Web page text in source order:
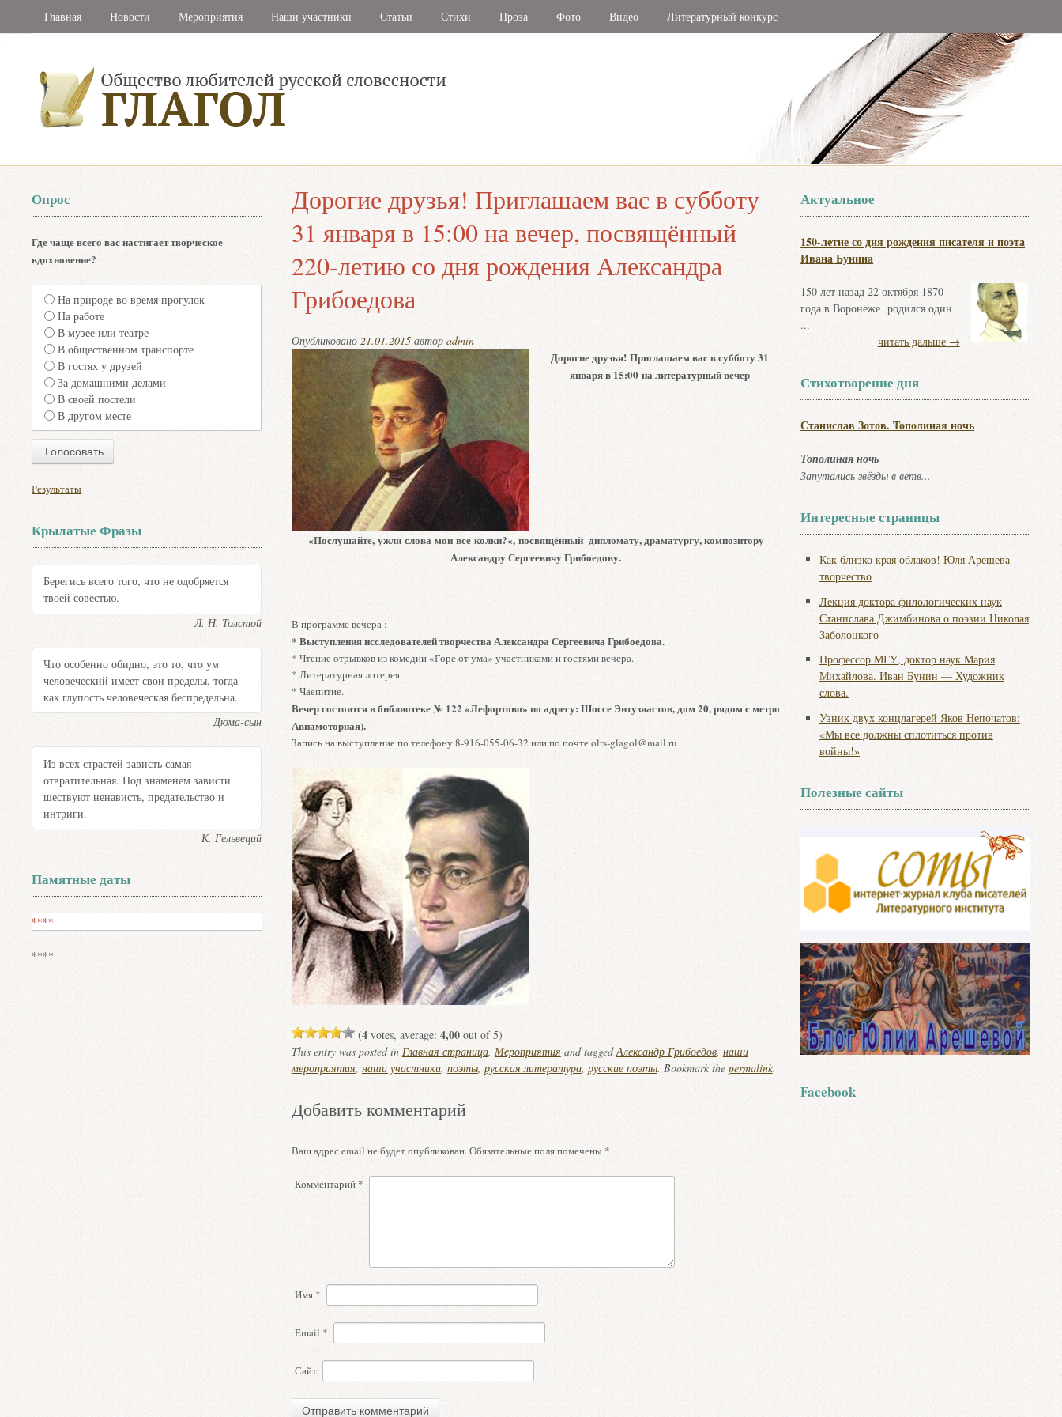
Главная Новости Мероприятия Наши участники Статьи Стихи Проза Фото Видео Литературный конкурс
Дорогие друзья! Приглашаем вас в субботу
31 января в 15:00 на вечер, посвящённый
220-летию со дня рождения Александра
Грибоедова
Опубликовано 21.01.2015автор admin
Дорогие друзья!Приглашаем вас в субботу 31
января в 15:00 на литературный вечер
«Послушайте, ужли слова мои все колки?«, посвящённый дипломату, драматургу, композитору
Александру Сергеевичу Грибоедову.
В программе вечера :
* Выступления исследователей творчества Александра Сергеевича Грибоедова.
* Чтение отрывков из комедии «Горе от ума» участниками и гостями вечера.
* Литературная лотерея.
* Чаепитие.
Вечер состоится в библиотеке № 122 «Лефортово» по адресу: Шоссе Энтузиастов, дом 20, рядом с метро
Авиамоторная).
Запись на выступление по телефону 8-916-055-06-32 или по почте olrs-glagol@mail.ru
(4votes, average: 4,00out of 5)
This entry was posted in Главная страница, Мероприятия and taggedАлександр Грибоедов, наши
мероприятия, наши участники, поэты, русская литература, русские поэты. Bookmark the permalink.
Добавить комментарий
Ваш адрес email не будет опубликован.Обязательные поля помечены *
Комментарий *
Имя *
Email *
Сайт
Актуальное
150-летие со дня рождения писателя и поэта
Ивана Бунина
150 лет назад 22 октября 1870
года в Воронеже родился один
...
читать дальше →
Стихотворение дня
Станислав Зотов. Тополиная ночь
Тополиная ночь
Запутались звёзды в ветв...
Интересные страницы
Как близко края облаков! Юля Арешева-
творчество
Лекция доктора филологических наук
Станислава Джимбинова о поэзии Николая
Заболоцкого
Профессор МГУ, доктор наук Мария
Михайлова. Иван Бунин — Художник
слова.
Узник двух концлагерей Яков Непочатов:
«Мы все должны сплотиться против
войны!»
Полезные сайты
Facebook
Опрос
Где чаще всего вас настигает творческое
вдохновение?
На природе во время прогулок
На работе
В музее или театре
В общественном транспорте
В гостях у друзей
За домашними делами
В своей постели
В другом месте
Результаты
Крылатые Фразы
Берегись всего того, что не одобряется
твоей совестью.
Л. Н. Толстой
Что особенно обидно, это то, что ум
человеческий имеет свои пределы, тогда
как глупость человеческая беспредельна.
Дюма-сын
Из всех страстей зависть самая
отвратительная. Под знаменем зависти
шествуют ненависть, предательство и
интриги.
К. Гельвеций
Памятные даты
****
****